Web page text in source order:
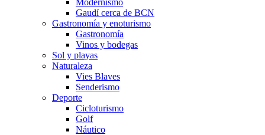
Modernismo
Gaudí cerca de BCN
Gastronomía y enoturismo
Gastronomía
Vinos y bodegas
Sol y playas
Naturaleza
Vies Blaves
Senderismo
Deporte
Cicloturismo
Golf
Náutico